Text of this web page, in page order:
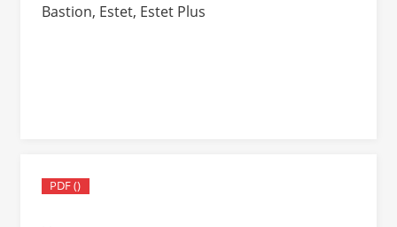
Bastion, Estet, Estet Plus
PDF ()